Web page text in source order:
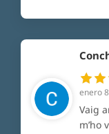
enero
Vaig
m’ho